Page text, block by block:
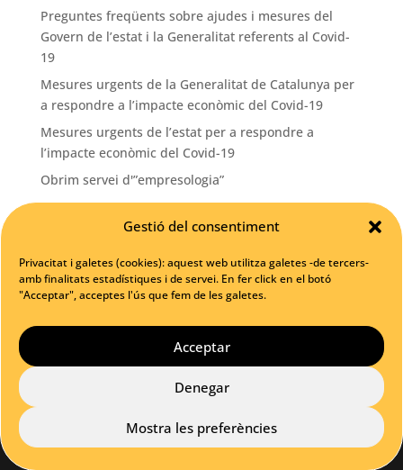
Gestió del consentiment
Privacitat i galetes (cookies): aquest web utilitza galetes -de tercers-
amb finalitats estadístiques i de servei. En fer click en el botó
"Acceptar", acceptes l'ús que fem de les galetes.
Acceptar
Denegar
Mostra les preferències
Preguntes freqüents sobre ajudes i mesures del
Govern de l’estat i la Generalitat referents al Covid-
19
Mesures urgents de la Generalitat de Catalunya per
a respondre a l’impacte econòmic del Covid-19
Mesures urgents de l’estat per a respondre a
l’impacte econòmic del Covid-19
Obrim servei d'”empresologia”
La pàgina web del teu negoci? Una gran oportunitat!
Blog
Convenis
Assessoria Integral Cubo Pons 2020 © -
privacitat-Política de cookies-Avís legal